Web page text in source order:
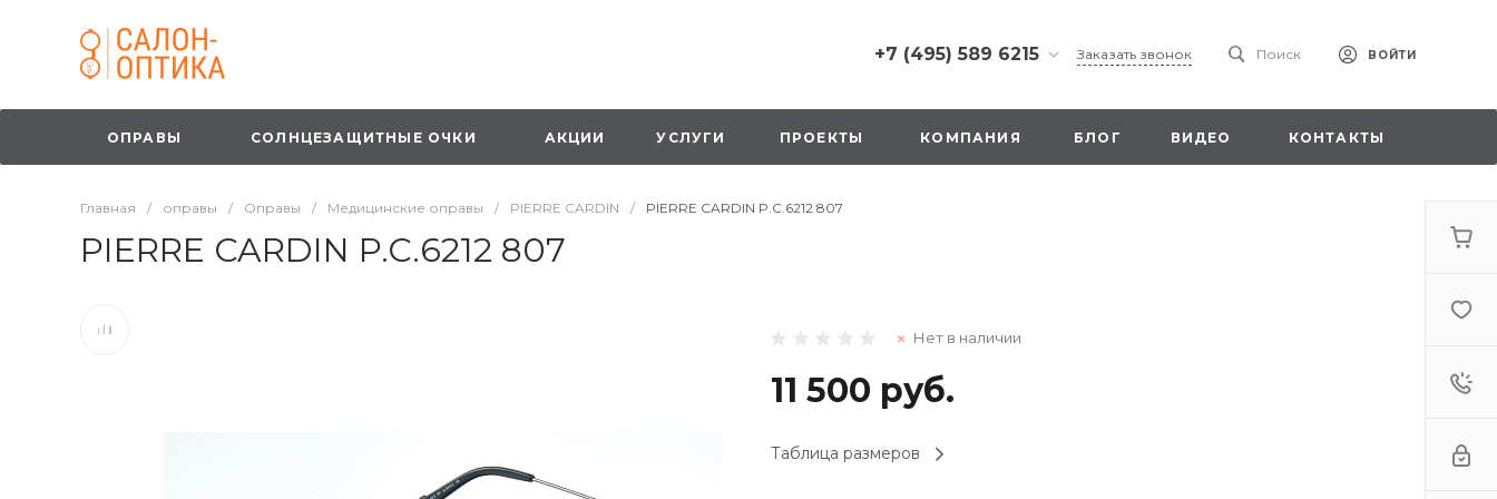
+7 (495) 589 6215
+7 (495) 589 6215
г. Москва, Русаковская
ул., д.1, вход с улицы со
стороны ТТК
г. Москва,
оранжевая вывеска
напротив «Перекрестка»
на 1 этаже
1 мая: 10:00-19:00
Заказать звонок Поиск ВОЙТИ
ОПРАВЫ СОЛНЦЕЗАЩИТНЫЕ ОЧКИ АКЦИИ УСЛУГИ ПРОЕКТЫ КОМПАНИЯ БЛОГ ВИДЕО КОНТАКТЫ
Главная / оправы / Оправы / Медицинские оправы / PIERRE CARDIN / PIERRE CARDIN P.C.6212 807
PIERRE CARDIN P.C.6212 807
Нет в наличии
11 500 руб.
Таблица размеров